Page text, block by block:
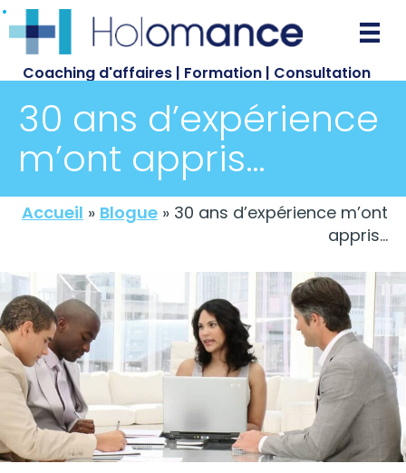
Passer
au
contenu
principal
Coaching d'affaires | Formation | Consultation
30 ans d’expérience
m’ont appris…
Accueil » Blogue » 30 ans d’expérience m’ont
appris…